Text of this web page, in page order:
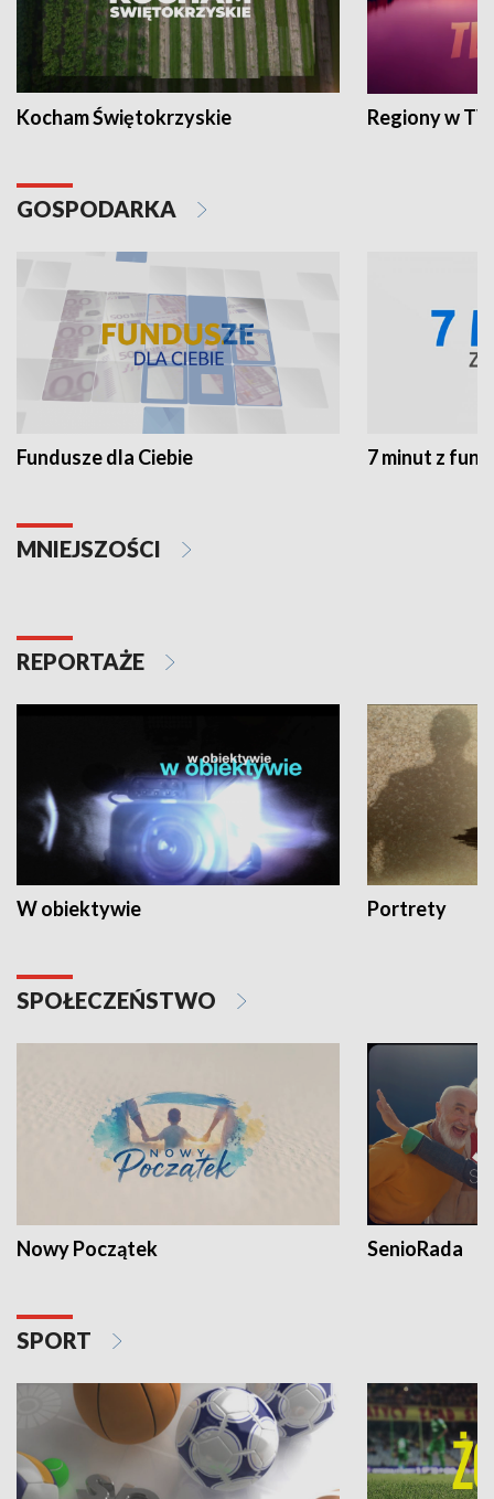
Kocham Świętokrzyskie Regiony w
GOSPODARKA
Fundusze dla Ciebie 7 minut z
MNIEJSZOŚCI
REPORTAŻE
W obiektywie Portrety
SPOŁECZEŃSTWO
Nowy Początek SenioRada
SPORT